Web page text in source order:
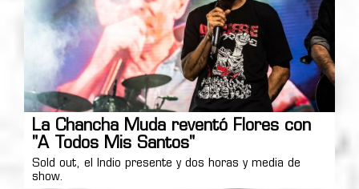
La Chancha Muda reventó Flores con
"A Todos Mis Santos"
Sold out, el Indio presente y dos horas y media de
show.